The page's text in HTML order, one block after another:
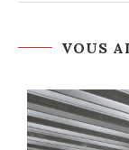
VOUS